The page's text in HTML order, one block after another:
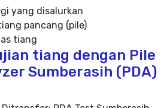
yang disalurkan
pancang (pile)
tiang
tiang dengan Pile
Sumberasih (PDA)